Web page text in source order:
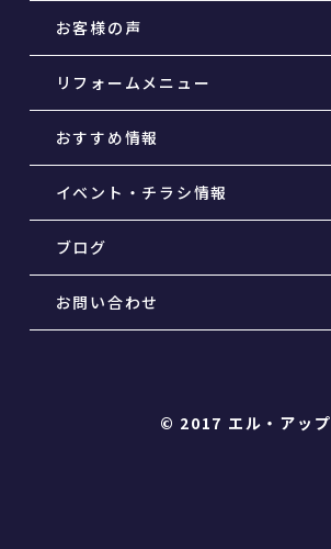
お客様の声
リフォームメニュー
おすすめ情報
イベント・チラシ情報
ブログ
お問い合わせ
© 2017 エル・アップ